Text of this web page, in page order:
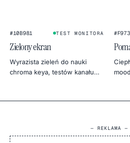
jednorodności monitora.
#10B981 TEST MONITORA
Zielony ekran
Wyrazista zieleń do nauki
chroma keya, testów kanału
fotografii produktowej.
— REKLAMA —